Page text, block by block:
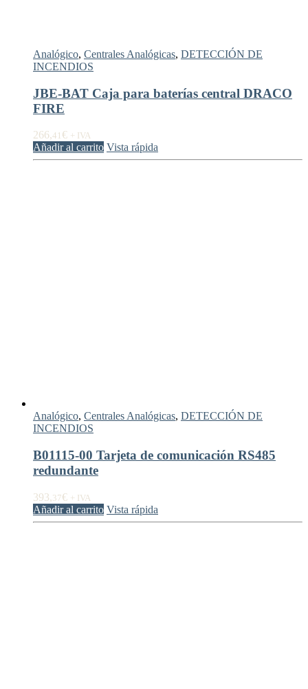
Analógico, Centrales Analógicas, DETECCIÓN DE
INCENDIOS
JBE-BAT Caja para baterías central DRACO
FIRE
266,41 € + IVA
Añadir al carrito Vista rápida
Analógico, Centrales Analógicas, DETECCIÓN DE
INCENDIOS
B01115-00 Tarjeta de comunicación RS485
redundante
393,37€ + IVA
Añadir al carrito Vista rápida